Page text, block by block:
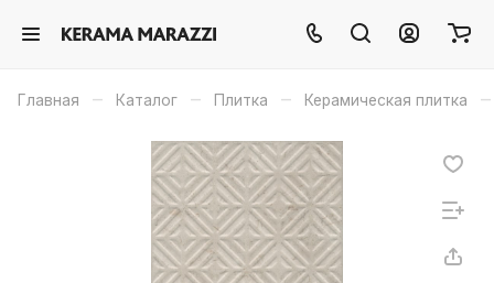
Главная – Каталог – Плитка – Керамическая плитка –